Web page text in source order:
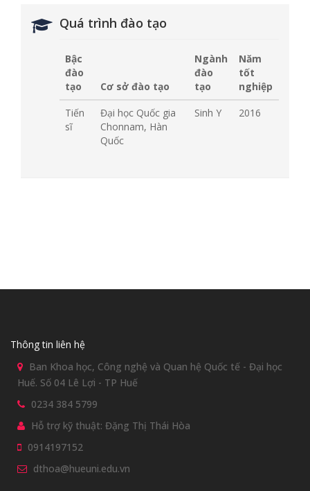
Quá trình đào tạo
Bậc
đào
tạo
Cơ sở đào tạo
Ngành
đào
tạo
Năm
tốt
nghiệp
Tiến
sĩ
Đại học Quốc gia
Chonnam, Hàn
Quốc
Sinh Y 2016
Thông tin liên hệ
Ban Khoa học, Công nghệ và Quan hệ Quốc tế - Đại học
Huế. Số 04 Lê Lợi - TP Huế
0234 384 5799
Hỗ trợ kỹ thuật: Đặng Thị Thái Hòa
0914197152
dthoa@hueuni.edu.vn